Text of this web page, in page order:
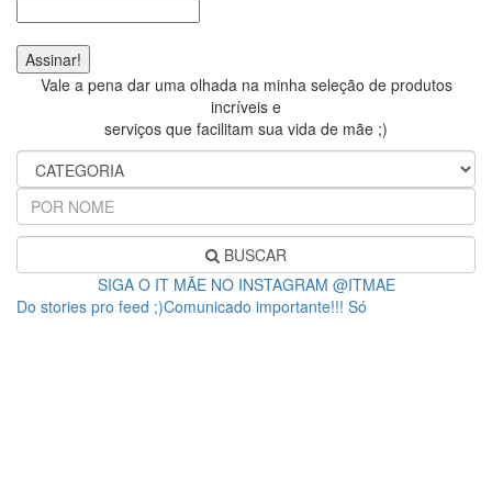
Vale a pena dar uma olhada na minha seleção de produtos
incríveis e
serviços que facilitam sua vida de mãe ;)
BUSCAR
SIGA O IT MÃE NO INSTAGRAM @ITMAE
Do stories pro feed ;)Comunicado importante!!! Só